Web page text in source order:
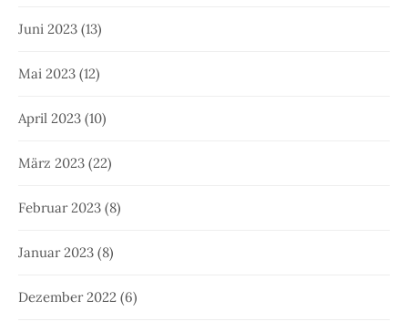
Juni 2023 (13)
Mai 2023 (12)
April 2023 (10)
März 2023 (22)
Februar 2023 (8)
Januar 2023 (8)
Dezember 2022 (6)